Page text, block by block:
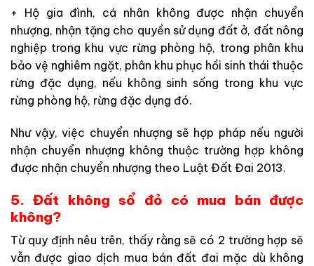
+ Hộ gia đình, cá nhân không được nhận chuyển
nhượng, nhận tặng cho quyền sử dụng đất ở, đất nông
nghiệp trong khu vực rừng phòng hộ, trong phân khu
bảo vệ nghiêm ngặt, phân khu phục hồi sinh thái thuộc
rừng đặc dụng, nếu không sinh sống trong khu vực
rừng phòng hộ, rừng đặc dụng đó.
Như vậy, việc chuyển nhượng sẽ hợp pháp nếu người
nhận chuyển nhượng không thuộc trường hợp không
được nhận chuyển nhượng theo Luật Đất Đai 2013.
5. Đất không sổ đỏ có mua bán được
không?
Từ quy định nêu trên, thấy rằng sẽ có 2 trường hợp sẽ
vẫn được giao dịch mua bán đất đai mặc dù không